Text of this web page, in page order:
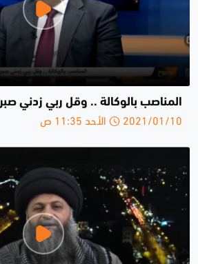
المناصب بالوكالة .. وقل ربي زدني صبرا
2021/01/10 الأحد 11:35 ص